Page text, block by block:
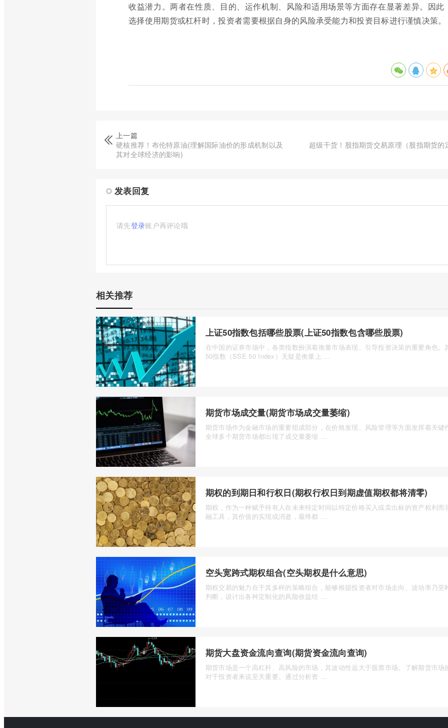
收益潜力。两者在性质、目的、运作机制、风险和适用场景等方面存在显著差异。因此
选择使用期货或杠杆时，投资者需要根据自身的风险承受能力和投资目标进行谨慎决策。
上一篇
硬核推荐！布伦特原油(理解国际油价的形成机制以及
其对全球经济的影响)
超级干货！股指期货交易原理（股指期货的
发表回复
请先登录账户再评论哦
相关推荐
上证50指数包括哪些股票(上证50指数包含哪些股票)
在中国的证券市场中，各类指数扮演着衡量市场表现、引导投资决策的重要角色。
50指数（SSE 50 Index）无疑是衡量上 ...
期货市场成交量(期货市场成交量萎缩)
期货市场作为金融市场的重要组成部分，在价格发现、风险管理等方面发挥着关键
全球多个期货市场都出现了成交量萎缩 ...
期权的到期日和行权日(期权行权日到期虚值期权都将清零)
期权，作为一种赋予持有人在未来特定时间以特定价格买入或卖出标的资产权利而
融工具，其价值的实现或消逝，最终都 ...
空头宽跨式期权组合(空头期权是什么意思)
期权交易的魅力在于其多样的策略组合，能够根据投资者对市场走向、波动率乃至
判断，设计出各种定制化的风险收益结 ...
期货大盘资金流向查询(期货资金流向查询)
期货市场是一个高杠杆、高风险的市场，其波动性远大于股票市场。了解期货市场
对于投资者来说至关重要。通过分析资 ...